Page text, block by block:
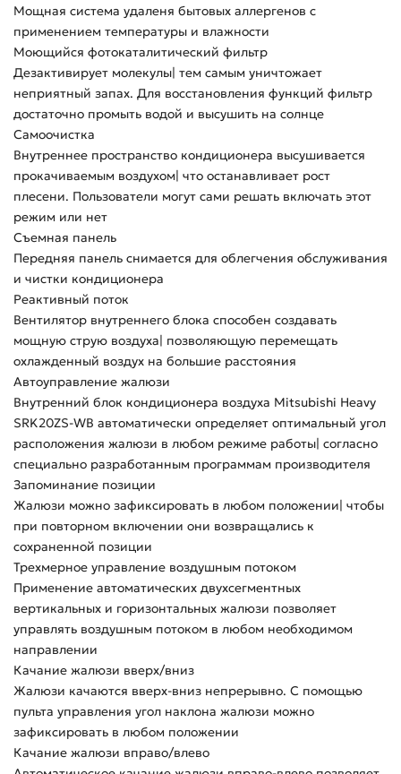
Мощная система удаленя бытовых аллергенов с
применением температуры и влажности
Моющийся фотокаталитический фильтр
Дезактивирует молекулы| тем самым уничтожает
неприятный запах. Для восстановления функций фильтр
достаточно промыть водой и высушить на солнце
Самоочистка
Внутреннее пространство кондиционера высушивается
прокачиваемым воздухом| что останавливает рост
плесени. Пользователи могут сами решать включать этот
режим или нет
Съемная панель
Передняя панель снимается для облегчения обслуживания
и чистки кондиционера
Реактивный поток
Вентилятор внутреннего блока способен создавать
мощную струю воздуха| позволяющую перемещать
охлажденный воздух на большие расстояния
Автоуправление жалюзи
Внутренний блок кондиционера воздуха Mitsubishi Heavy
SRK20ZS-WB автоматически определяет оптимальный угол
расположения жалюзи в любом режиме работы| согласно
специально разработанным программам производителя
Запоминание позиции
Жалюзи можно зафиксировать в любом положении| чтобы
при повторном включении они возвращались к
сохраненной позиции
Трехмерное управление воздушным потоком
Применение автоматических двухсегментных
вертикальных и горизонтальных жалюзи позволяет
управлять воздушным потоком в любом необходимом
направлении
Качание жалюзи вверх/вниз
Жалюзи качаются вверх-вниз непрерывно. С помощью
пульта управления угол наклона жалюзи можно
зафиксировать в любом положении
Качание жалюзи вправо/влево